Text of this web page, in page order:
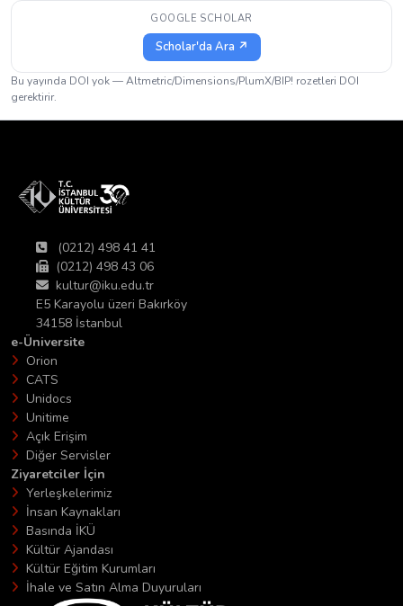
GOOGLE SCHOLAR
Scholar'da Ara ↗
Bu yayında DOI yok — Altmetric/Dimensions/PlumX/BIP! rozetleri DOI
gerektirir.
(0212) 498 41 41
(0212) 498 43 06
kultur@iku.edu.tr
E5 Karayolu üzeri Bakırköy
34158 İstanbul
e-Üniversite
Orion
CATS
Unidocs
Unitime
Açık Erişim
Diğer Servisler
Ziyaretciler İçin
Yerleşkelerimiz
İnsan Kaynakları
Basında İKÜ
Kültür Ajandası
Kültür Eğitim Kurumları
İhale ve Satın Alma Duyuruları